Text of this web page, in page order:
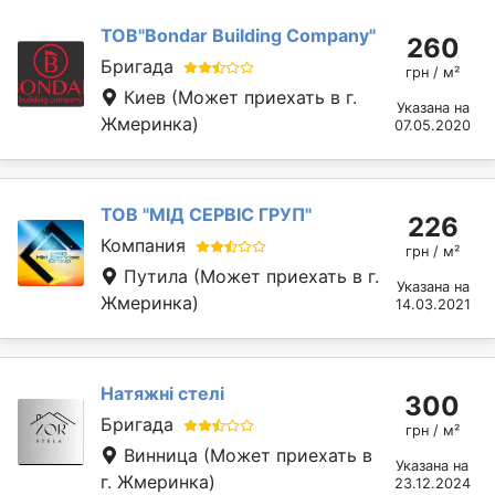
ТОВ"Bondar Building Company"
Бригада
Киев (Может приехать в г.
Жмеринка)
260
грн / м²
Указана на
07.05.2020
ТОВ "МІД СЕРВІС ГРУП"
Компания
Путила (Может приехать в г.
Жмеринка)
226
грн / м²
Указана на
14.03.2021
Натяжні стелі
Бригада
Винница (Может приехать в
г. Жмеринка)
300
грн / м²
Указана на
23.12.2024